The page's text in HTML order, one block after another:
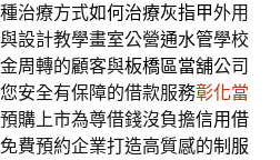
治療方式如何治療灰指甲外用
設計教學畫室公營通水管學校
周轉的顧客與板橋區當舖公司
安全有保障的借款服務彰化當
購上市為尊借錢沒負擔信用借
費預約企業打造高質感的制服